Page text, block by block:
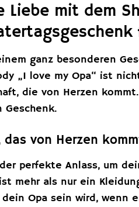
Liebe mit dem
ganz besonderen
„I love my Opa“ ist
die von Herzen
Geschenk.
das von Herzen
perfekte Anlass, um
mehr als nur ein
Opa sein wird, wenn